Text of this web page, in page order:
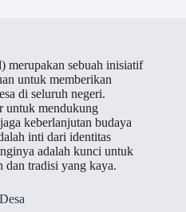
merupakan sebuah inisiatif
untuk memberikan
di seluruh negeri.
untuk mendukung
keberlanjutan budaya
inti dari identitas
adalah kunci untuk
dan tradisi yang kaya.